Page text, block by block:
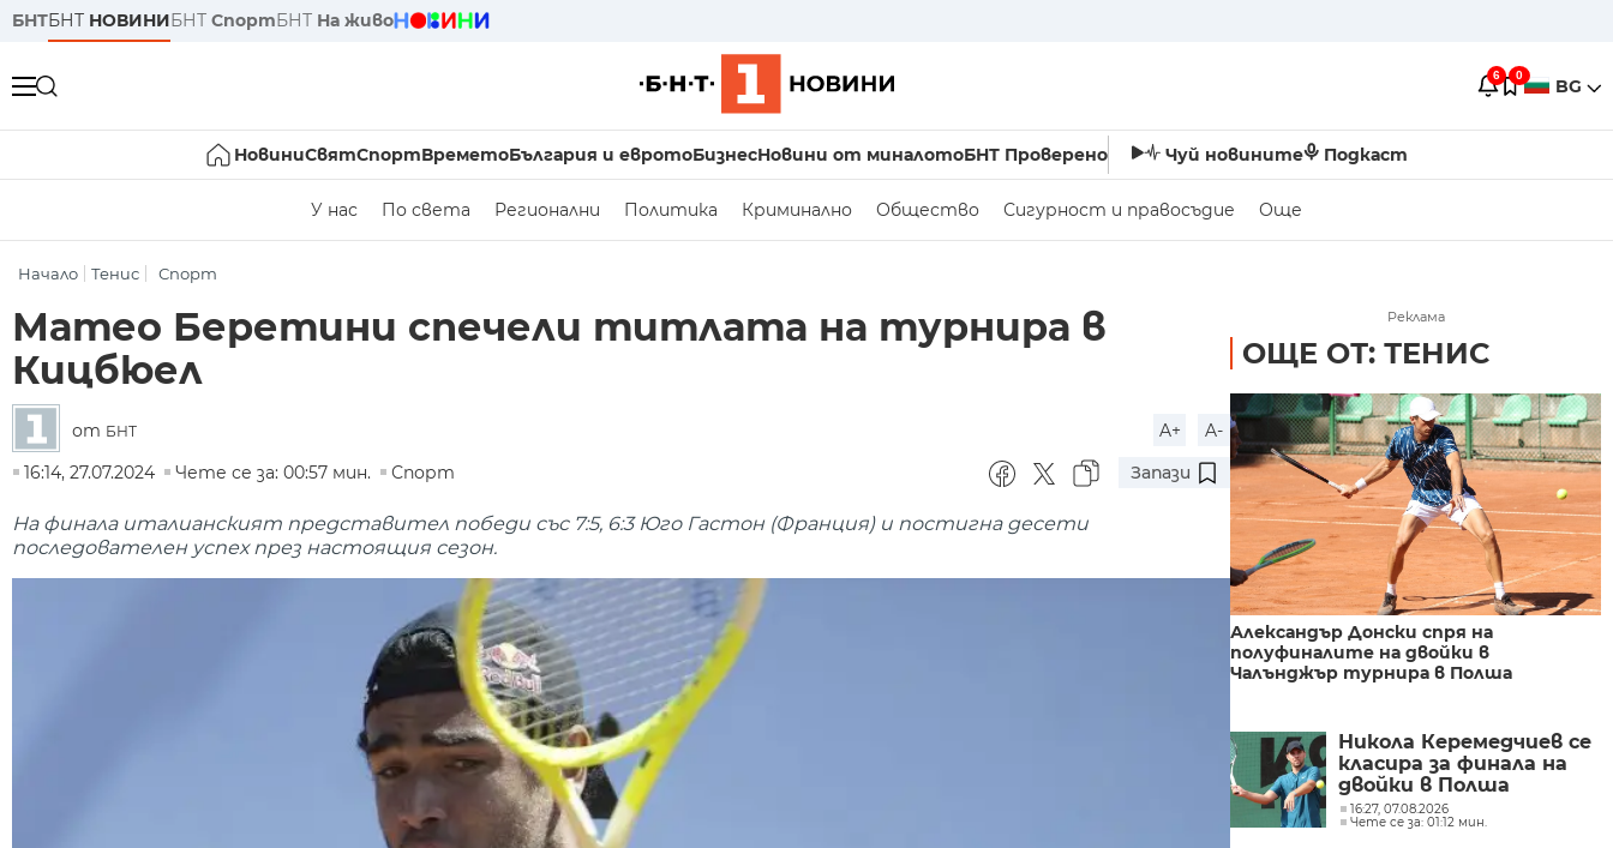
БНТБНТ НОВИНИБНТ СпортБНТ На живо
6 0 BG
НовиниСвятСпортВреметоБългария и евротоБизнесНовини от миналотоБНТ Проверено Чуй новините Подкаст
У нас По света Регионални Политика Криминално Общество Сигурност и правосъдие Още
Начало Тенис Спорт
Матео Беретини спечели титлата на турнира в
Кицбюел
от БНТ A+
A-
16:14, 27.07.2024
Чете се за: 00:57 мин. Спорт Запази
На финала италианският представител победи със 7:5, 6:3 Юго Гастон (Франция) и постигна десети
последователен успех през настоящия сезон.
Реклама
ОЩЕ ОТ: ТЕНИС
Александър Донски спря на
полуфиналите на двойки в
Чалънджър турнира в Полша
Никола Керемедчиев се
класира за финала на
двойки в Полша
16:27, 07.08.2026
Чете се за: 01:12 мин.